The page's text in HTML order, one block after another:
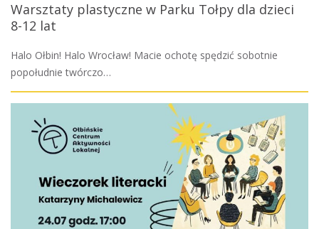
Warsztaty plastyczne w Parku Tołpy dla dzieci
8-12 lat
Halo Ołbin! Halo Wrocław! Macie ochotę spędzić sobotnie
popołudnie twórczo…